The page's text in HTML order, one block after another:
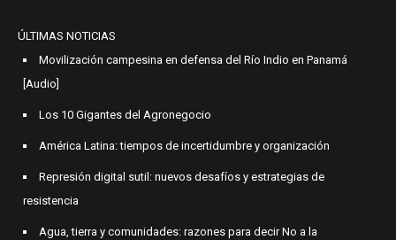
ÚLTIMAS NOTICIAS
Movilización campesina en defensa del Río Indio en Panamá
[Audio]
Los 10 Gigantes del Agronegocio
América Latina: tiempos de incertidumbre y organización
Represión digital sutil: nuevos desafíos y estrategias de
resistencia
Agua, tierra y comunidades: razones para decir No a la